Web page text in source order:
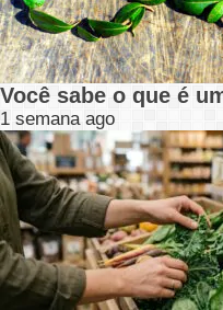
Você sabe o que é
1 semana ago